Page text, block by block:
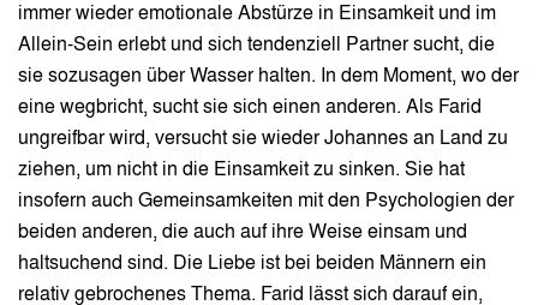
immer wieder emotionale Abstürze in Einsamkeit und im
Allein-Sein erlebt und sich tendenziell Partner sucht, die
sie sozusagen über Wasser halten. In dem Moment, wo der
eine wegbricht, sucht sie sich einen anderen. Als Farid
ungreifbar wird, versucht sie wieder Johannes an Land zu
ziehen, um nicht in die Einsamkeit zu sinken. Sie hat
insofern auch Gemeinsamkeiten mit den Psychologien der
beiden anderen, die auch auf ihre Weise einsam und
haltsuchend sind. Die Liebe ist bei beiden Männern ein
relativ gebrochenes Thema. Farid lässt sich darauf ein,